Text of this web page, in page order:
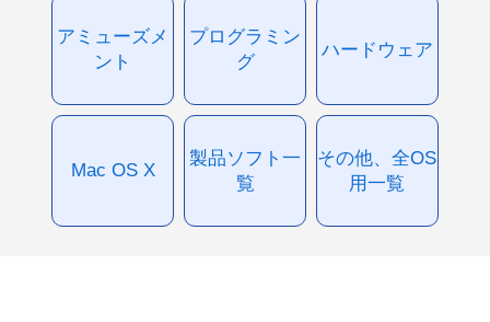
アミューズメ
ント
プログラミン
グ
ハードウェア
Mac OS X
製品ソフト一
覧
その他、全OS
用一覧